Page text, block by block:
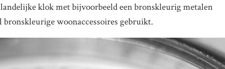
klok met bijvoorbeeld een bronskleurig metalen
woonaccessoires gebruikt.